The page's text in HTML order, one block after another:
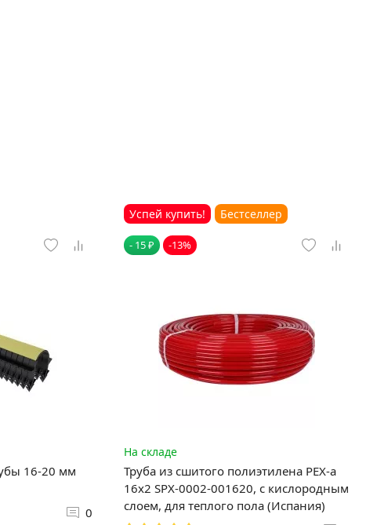
16-20 мм
0
Успей купить! Бестселлер
- 15 ₽ -13%
На складе
Труба из сшитого полиэтилена PEX-a
16х2 SPX-0002-001620, с кислородным
слоем, для теплого пола (Испания)